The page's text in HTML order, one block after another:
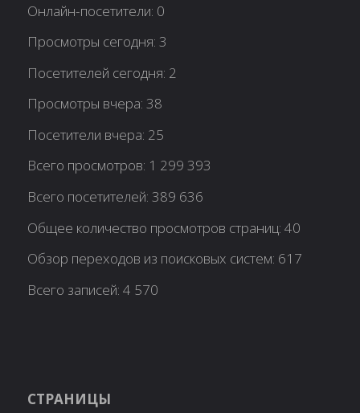
Онлайн-посетители: 0
Просмотры сегодня:3
Посетителей сегодня: 2
Просмотры вчера:38
Посетители вчера: 25
Всего просмотров: 1 299 393
Всего посетителей:389 636
Общее количество просмотров страниц:40
Обзор переходов из поисковых систем: 617
Всего записей:4 570
СТРАНИЦЫ